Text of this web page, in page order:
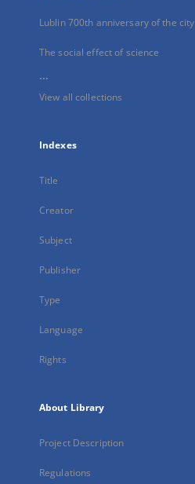
Lublin 700th anniversary of the city
The social effect of science
...
View all collections
Indexes
Title
Creator
Subject
Publisher
Type
Language
Rights
About Library
Project Description
Regulations